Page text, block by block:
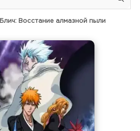
Блич: Восстание алмазной пыли